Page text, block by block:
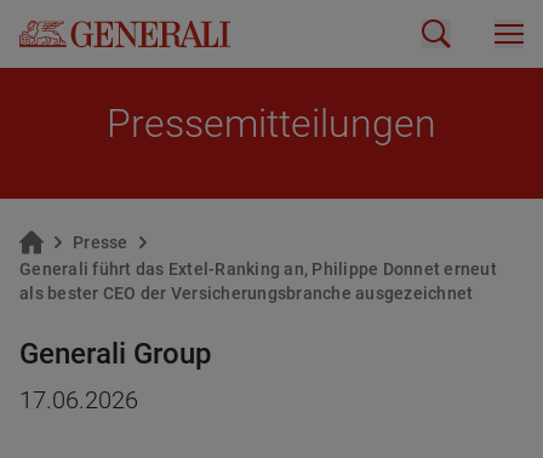
Pres­se­mit­tei­lun­gen
Pres­se
Ge­ne­ra­li führt das Extel-Ran­king an, Phil­ip­pe Don­net er­neut
als bes­ter CEO der Ver­si­che­rungs­bran­che aus­ge­zeich­net
Generali Group
17.06.2026